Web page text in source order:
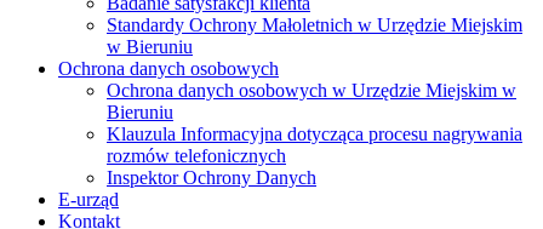
Standardy Ochrony Małoletnich w Urzędzie Miejskim
w Bieruniu
Ochrona danych osobowych
Ochrona danych osobowych w Urzędzie Miejskim w
Bieruniu
Klauzula Informacyjna dotycząca procesu nagrywania
rozmów telefonicznych
Inspektor Ochrony Danych
E-urząd
Kontakt